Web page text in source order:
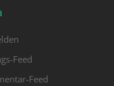
im Sommer in
sie erinnern mich
Land lebe. Ich
Feed
Feed